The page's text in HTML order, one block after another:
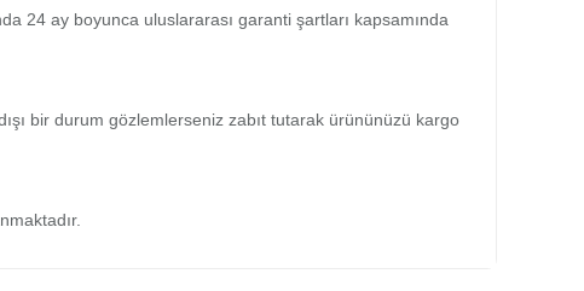
24 ay boyunca uluslararası garanti şartları kapsamında
bir durum gözlemlerseniz zabıt tutarak ürününüzü kargo